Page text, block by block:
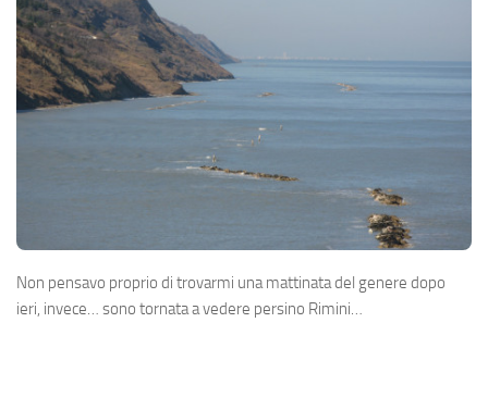
Non pensavo proprio di trovarmi una mattinata del genere dopo
ieri, invece… sono tornata a vedere persino Rimini…